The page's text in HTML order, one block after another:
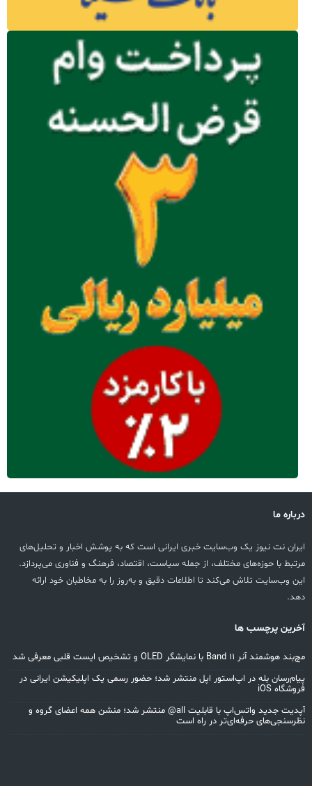
درباره ما
ایران نت نیوز یک وب‌سایت خبری ایرانی است که به پوشش اخبار و تحلیل‌های
مرتبط با حوزه‌های مختلف، از جمله سیاست، اقتصاد، فرهنگ و فناوری می‌پردازد.
این وب‌سایت تلاش می‌کند تا اطلاعات دقیق و به‌روز را به مخاطبان خود ارائه
دهد.
آخرین پرچسب ها
مچ‌بند هوشمند آنر Band 11 با نمایشگر OLED و تشخیص ایست قلبی معرفی شد
پیام‌رسان بله در اپ‌استور اپل منتشر شد؛ حضور رسمی یک اپلیکیشن ایرانی در
فروشگاه iOS
آپدیت جدید واتس‌اپ با قابلیت all@ منتشر شد؛ منشن همه اعضای گروه و
نظرسنجی‌های حرفه‌ای‌تر در راه است